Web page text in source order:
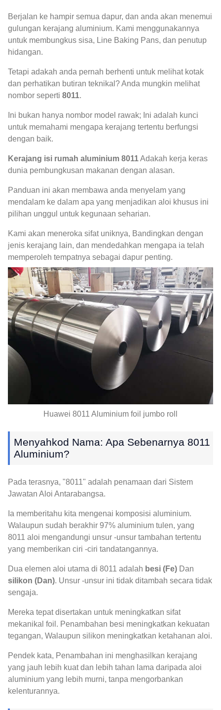
Berjalan ke hampir semua dapur, dan anda akan menemui
gulungan kerajang aluminium. Kami menggunakannya
untuk membungkus sisa, Line Baking Pans, dan penutup
hidangan.
Tetapi adakah anda pernah berhenti untuk melihat kotak
dan perhatikan butiran teknikal? Anda mungkin melihat
nombor seperti 8011.
Ini bukan hanya nombor model rawak; Ini adalah kunci
untuk memahami mengapa kerajang tertentu berfungsi
dengan baik.
Kerajang isi rumah aluminium 8011Adakah kerja keras
dunia pembungkusan makanan dengan alasan.
Panduan ini akan membawa anda menyelam yang
mendalam ke dalam apa yang menjadikan aloi khusus ini
pilihan unggul untuk kegunaan seharian.
Kami akan meneroka sifat uniknya, Bandingkan dengan
jenis kerajang lain, dan mendedahkan mengapa ia telah
memperoleh tempatnya sebagai dapur penting.
Huawei 8011 Aluminium foil jumbo roll
Menyahkod Nama: Apa Sebenarnya 8011
Aluminium?
Pada terasnya, "8011" adalah penamaan dari Sistem
Jawatan Aloi Antarabangsa.
Ia memberitahu kita mengenai komposisi aluminium.
Walaupun sudah berakhir 97% aluminium tulen, yang
8011 aloi mengandungi unsur -unsur tambahan tertentu
yang memberikan ciri -ciri tandatangannya.
Dua elemen aloi utama di 8011 adalah besi (Fe) Dan
silikon (Dan). Unsur -unsur ini tidak ditambah secara tidak
sengaja.
Mereka tepat disertakan untuk meningkatkan sifat
mekanikal foil. Penambahan besi meningkatkan kekuatan
tegangan, Walaupun silikon meningkatkan ketahanan aloi.
Pendek kata, Penambahan ini menghasilkan kerajang
yang jauh lebih kuat dan lebih tahan lama daripada aloi
aluminium yang lebih murni, tanpa mengorbankan
kelenturannya.